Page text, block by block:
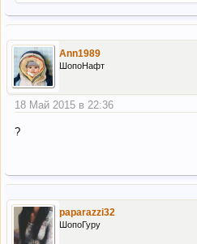
Ann1989
ШопоНафт
18 Май 2015 в 22:36
?
paparazzi32
ШопоГуру